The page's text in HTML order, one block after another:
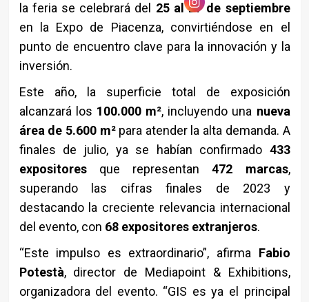
la feria se celebrará del 25 al 27 de septiembre
en la Expo de Piacenza, convirtiéndose en el
punto de encuentro clave para la innovación y la
inversión.
Este año, la superficie total de exposición
alcanzará los 100.000 m², incluyendo una nueva
área de 5.600 m²para atender la alta demanda. A
finales de julio, ya se habían confirmado 433
expositoresque representan472 marcas,
superando las cifras finales de 2023 y
destacando la creciente relevancia internacional
del evento, con 68 expositores extranjeros.
“Este impulso es extraordinario”, afirma Fabio
Potestà, director de Mediapoint & Exhibitions,
organizadora del evento. “GIS es ya el principal